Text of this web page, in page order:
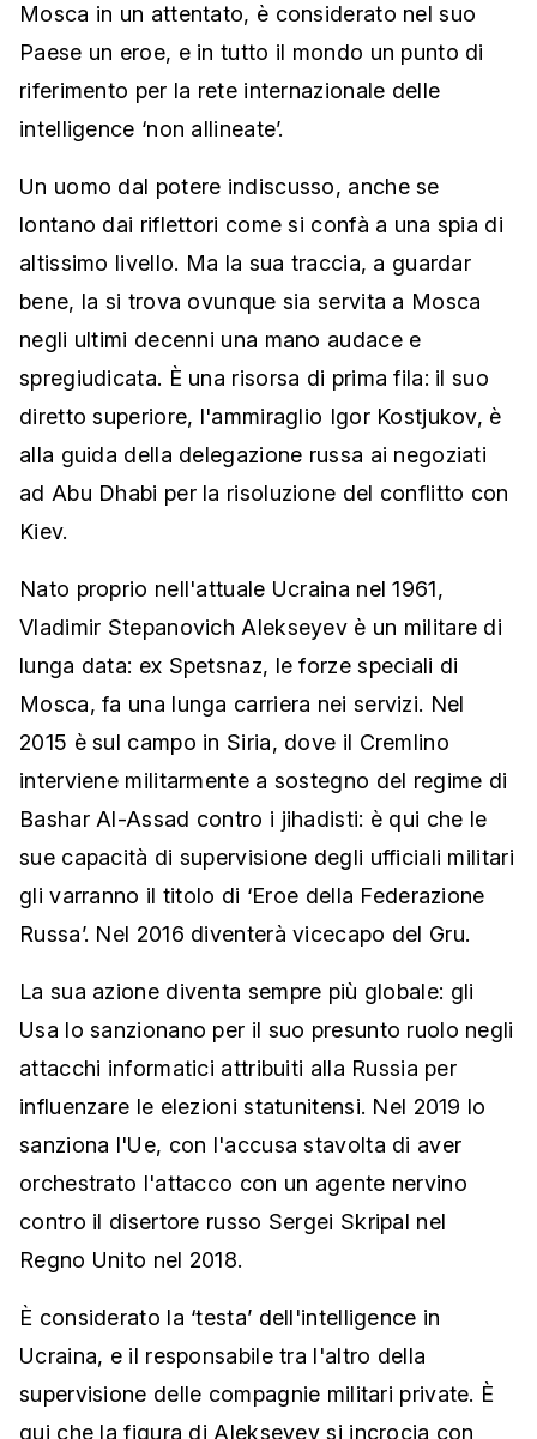
Mosca in un attentato, è considerato nel suo
Paese un eroe, e in tutto il mondo un punto di
riferimento per la rete internazionale delle
intelligence ‘non allineate’.
Un uomo dal potere indiscusso, anche se
lontano dai riflettori come si confà a una spia di
altissimo livello. Ma la sua traccia, a guardar
bene, la si trova ovunque sia servita a Mosca
negli ultimi decenni una mano audace e
spregiudicata. È una risorsa di prima fila: il suo
diretto superiore, l'ammiraglio Igor Kostjukov, è
alla guida della delegazione russa ai negoziati
ad Abu Dhabi per la risoluzione del conflitto con
Kiev.
Nato proprio nell'attuale Ucraina nel 1961,
Vladimir Stepanovich Alekseyev è un militare di
lunga data: ex Spetsnaz, le forze speciali di
Mosca, fa una lunga carriera nei servizi. Nel
2015 è sul campo in Siria, dove il Cremlino
interviene militarmente a sostegno del regime di
Bashar Al-Assad contro i jihadisti: è qui che le
sue capacità di supervisione degli ufficiali militari
gli varranno il titolo di ‘Eroe della Federazione
Russa’. Nel 2016 diventerà vicecapo del Gru.
La sua azione diventa sempre più globale: gli
Usa lo sanzionano per il suo presunto ruolo negli
attacchi informatici attribuiti alla Russia per
influenzare le elezioni statunitensi. Nel 2019 lo
sanziona l'Ue, con l'accusa stavolta di aver
orchestrato l'attacco con un agente nervino
contro il disertore russo Sergei Skripal nel
Regno Unito nel 2018.
È considerato la ‘testa’ dell'intelligence in
Ucraina, e il responsabile tra l'altro della
supervisione delle compagnie militari private. È
qui che la figura di Alekseyev si incrocia con